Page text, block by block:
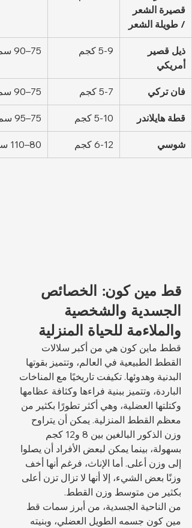
قصيرة الشعر
/ طويلة الشعر
ذيل قصير
أمريكي
5-9 كجم 75–90 سم
فان تركي 5-7 كجم 75–90 سم
قطة هايلاندر 5-10 كجم 75–95 سم
شوسي 6-12 كجم 80–110 سم
قط مين كون: الخصائص
الجسدية والشخصية
والملاءمة للحياة المنزلية
قطط ماين كون هي من أكبر سلالات
القطط الطبيعية في العالم، وتتميز بقوتها
البدنية وهدوئها. تكيفت تاريخيًا مع المناخات
الباردة، وتتميز ببنية فراءها وكثافة عظامها
وكتلتها العضلية، وهي أكثر تطورًا بكثير من
معظم القطط المنزلية. يمكن أن يتراوح
وزن الذكور البالغين بين 8 و12 كجم
بسهولة، بينما يمكن لبعض الأفراد أن يصلوا
إلى وزن أعلى. أما الإناث، فرغم أنها أخف
وزنًا بعض الشيء، إلا أنها لا تزال تزن أعلى
بكثير من متوسط وزن القطط.
من الناحية الجسدية، من أبرز سمات قط
مين كون جسمه الطويل العضلي، وبنيته